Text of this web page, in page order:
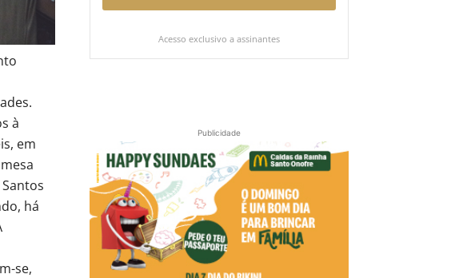
à
em
há
se,
Acesso exclusivo a assinantes
Publicidade